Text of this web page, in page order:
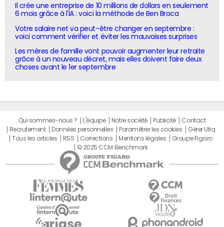
Il crée une entreprise de 10 millions de dollars en seulement
6 mois grâce à l'IA : voici la méthode de Ben Broca
Votre salaire net va peut-être changer en septembre :
voici comment vérifier et éviter les mauvaises surprises
Les mères de famille vont pouvoir augmenter leur retraite
grâce à un nouveau décret, mais elles doivent faire deux
choses avant le 1er septembre
Qui sommes-nous ? L'équipe Notre société Publicité
Contact
Recrutement
Données personnelles Paramétrer les cookies
Gérer Utiq
Tous les articles
RSS Corrections Mentions légales
Groupe Figaro
© 2025 CCM Benchmark